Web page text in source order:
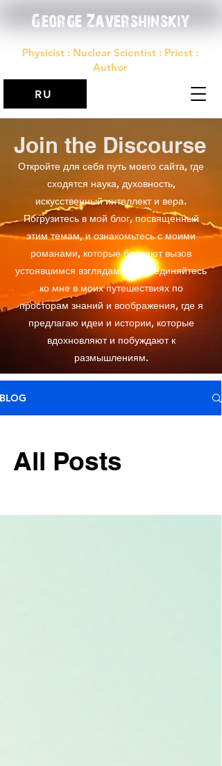
George Zavershinskiy
Physicist : Nuclear Scientist : Priest :
Author
RU
Join the Discourse
Откройте для себя путь моего сайта, где
сходятся наука, духовность,
искусственный интеллект и вера.
Погрузитесь в мой блог, посвященный
этим темам, и ознакомьтесь с моими
романами, которые бросают вызов
устоявшимся взглядам. Присоединяйтесь
ко мне в моих путешествиях по
просторам знаний и воображения, где я
предлагаю идеи и истории, которые
вдохновляют и побуждают к
размышлениям.
BLOG
All Posts